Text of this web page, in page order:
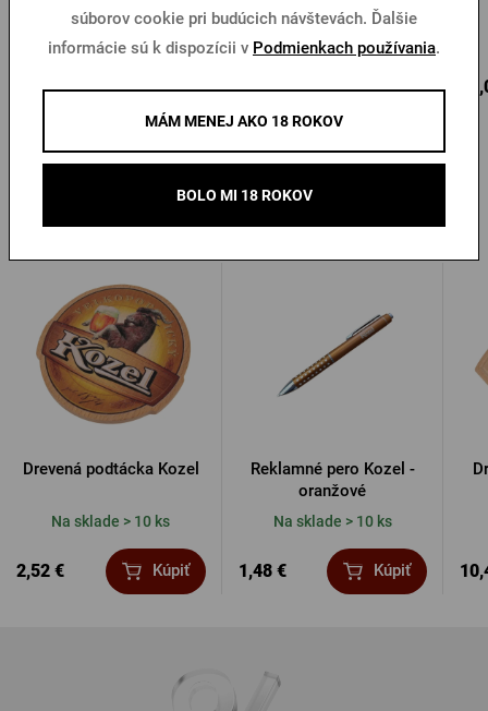
Na sklade > 10 ks
64,08 € Kúpiť
Na sklade > 10 ks
46,19 € Kúpiť
Ďalšie produkty od Kozla
Drevená podtácka Kozel
Na sklade > 10 ks
2,52 € Kúpiť
Reklamné pero Kozel -
oranžové
Na sklade > 10 ks
1,48 € Kúpiť
súborov cookie pri budúcich návštevách. Ďalšie
informácie sú k dispozícii v Podmienkach používania.
MÁM MENEJ AKO 18 ROKOV
BOLO MI 18 ROKOV